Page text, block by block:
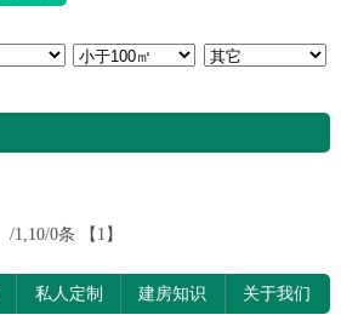
/1,10/0条 【1】
私人定制 建房知识 关于我们